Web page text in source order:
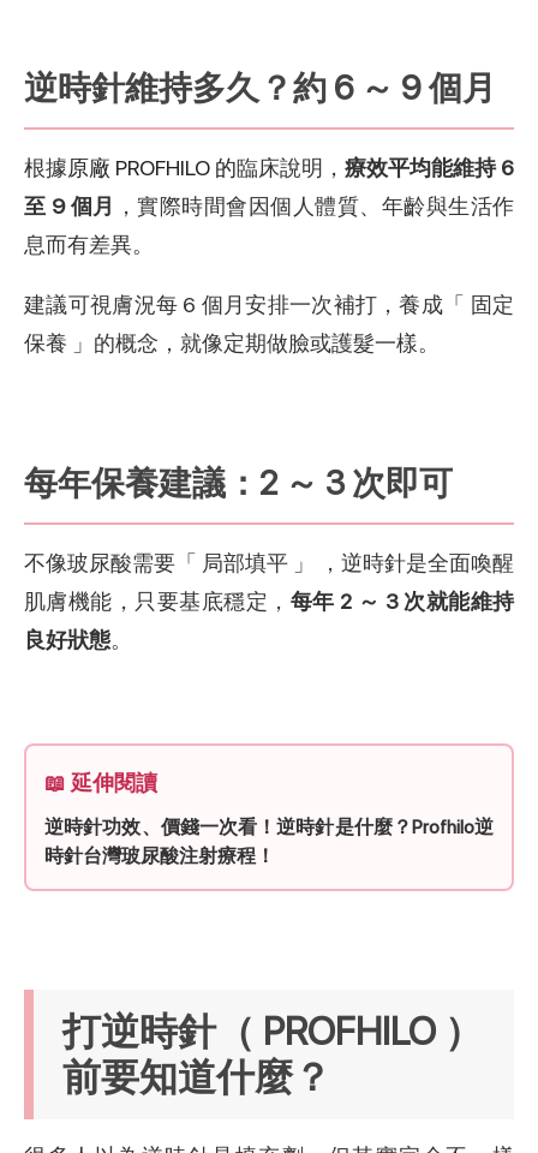
逆時針維持多久？約 6 ～ 9 個月
根據原廠 PROFHILO 的臨床說明， 療效平均能維持 6
至 9 個月 ，實際時間會因個人體質、年齡與生活作
息而有差異。
建議可視膚況每 6 個月安排一次補打，養成「 固定
保養 」的概念，就像定期做臉或護髮一樣。
每年保養建議：2 ～ 3 次即可
不像玻尿酸需要「 局部填平 」 ，逆時針是全面喚醒
肌膚機能，只要基底穩定， 每年 2 ～ 3 次就能維持
良好狀態。
📖 延伸閱讀
逆時針功效、價錢一次看！逆時針是什麼？Profhilo逆
時針台灣玻尿酸注射療程！
打逆時針（ PROFHILO ）
前要知道什麼？